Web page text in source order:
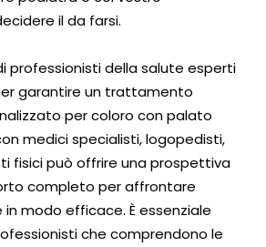
il da farsi.
professionisti della salute esperti
garantire un trattamento
per coloro con palato
medici specialisti, logopedisti,
fisici può offrire una prospettiva
completo per affrontare
modo efficace. È essenziale
che comprendono le